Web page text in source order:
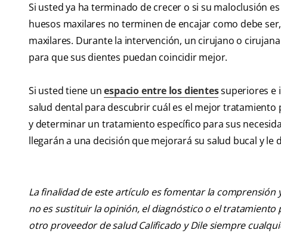
Si usted ya ha terminado de crecer o si su maloclusión
huesos maxilares no terminen de encajar como debe
maxilares. Durante la intervención, un cirujano o
para que sus dientes puedan coincidir mejor.
Si usted tiene unespacio entre los dientessuperiores e
salud dental para descubrir cuál es el mejor
y determinar un tratamiento específico para sus
llegarán a una decisión que mejorará su salud bucal y le
La finalidad de este artículo es fomentar la
no es sustituir la opinión, el diagnóstico o el
otro proveedor de salud Calificado y Dile siempre